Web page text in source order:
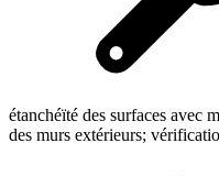
étanchéïté des surfaces avec
des murs extérieurs;